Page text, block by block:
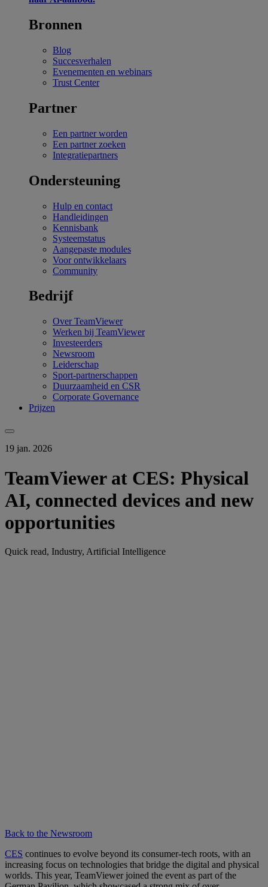
Bronnen
Blog
Succesverhalen
Evenementen en webinars
Trust Center
Partner
Een partner worden
Een partner zoeken
Integratiepartners
Ondersteuning
Hulp en contact
Handleidingen
Kennisbank
Systeemstatus
Aangepaste modules
Voor ontwikkelaars
Community
Bedrijf
Over TeamViewer
Werken bij TeamViewer
Investeerders
Newsroom
Leiderschap
Sport-partnerschappen
Duurzaamheid en CSR
Corporate Governance
Prijzen
19 jan. 2026
TeamViewer at CES: Physical
AI, connected devices and new
opportunities
Quick read, Industry, Artificial Intelligence
Back to the Newsroom
CES continues to evolve beyond its consumer-tech roots, with an
increasing focus on technologies that bridge the digital and physical
worlds. This year, TeamViewer joined the event as part of the